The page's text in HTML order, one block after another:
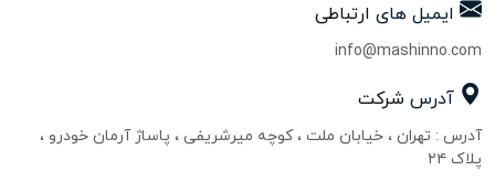
ایمیل های ارتباطی
info@mashinno.com
آدرس شرکت
آدرس : تهران ، خیابان ملت ، کوچه میرشریفی ، پاساژ آرمان خودرو ،
پلاک ۲۴